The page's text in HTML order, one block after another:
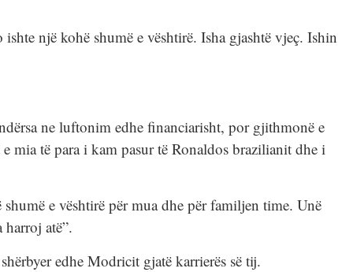
një kohë shumë e vështirë. Isha gjashtë vjeç. Ishin
ne luftonim edhe financiarisht, por gjithmonë e
mia të para i kam pasur të Ronaldos brazilianit dhe i
e vështirë për mua dhe për familjen time. Unë
atë”.
edhe Modricit gjatë karrierës së tij.